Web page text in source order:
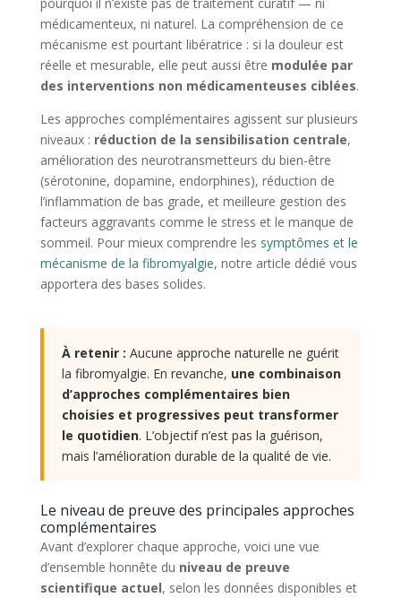
pourquoi il n’existe pas de traitement curatif — ni
médicamenteux, ni naturel. La compréhension de ce
mécanisme est pourtant libératrice : si la douleur est
réelle et mesurable, elle peut aussi être modulée par
des interventions non médicamenteuses ciblées.
Les approches complémentaires agissent sur plusieurs
niveaux : réduction de la sensibilisation centrale,
amélioration des neurotransmetteurs du bien-être
(sérotonine, dopamine, endorphines), réduction de
l’inflammation de bas grade, et meilleure gestion des
facteurs aggravants comme le stress et le manque de
sommeil. Pour mieux comprendre les symptômes et le
mécanisme de la fibromyalgie, notre article dédié vous
apportera des bases solides.
À retenir : Aucune approche naturelle ne guérit
la fibromyalgie. En revanche, une combinaison
d’approches complémentaires bien
choisies et progressives peut transformer
le quotidien. L’objectif n’est pas la guérison,
mais l’amélioration durable de la qualité de vie.
Le niveau de preuve des principales approches
complémentaires
Avant d’explorer chaque approche, voici une vue
d’ensemble honnête du niveau de preuve
scientifique actuel, selon les données disponibles et